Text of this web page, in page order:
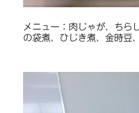
メニュー：肉じゃが、ちら
の袋煮、ひじき煮、金時豆